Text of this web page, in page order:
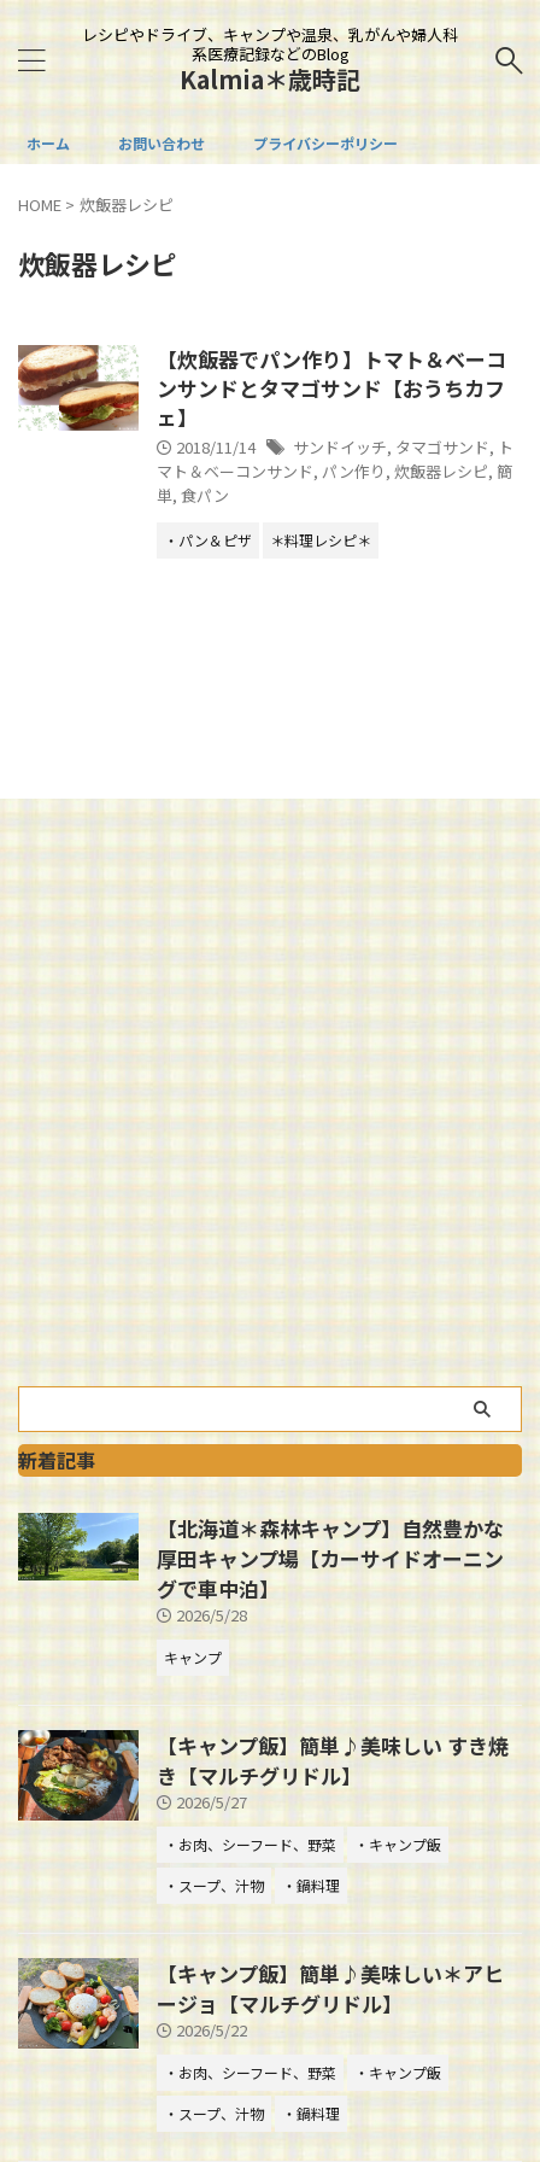
レシピやドライブ、キャンプや温泉、乳がんや婦人科
系医療記録などのBlog
Kalmia＊歳時記
ホーム お問い合わせ プライバシーポリシー
HOME > 炊飯器レシピ
炊飯器レシピ
【炊飯器でパン作り】トマト＆ベーコ
ンサンドとタマゴサンド【おうちカフ
ェ】
2018/11/14 サンドイッチ, タマゴサンド, ト
マト＆ベーコンサンド, パン作り , 炊飯器レシピ, 簡
単, 食パン
・パン＆ピザ ＊料理レシピ＊
新着記事
【北海道＊森林キャンプ】自然豊かな
厚田キャンプ場【カーサイドオーニン
グで車中泊】
2026/5/28
キャンプ
【キャンプ飯】簡単♪美味しい すき焼
き【マルチグリドル】
2026/5/27
・お肉、シーフード、野菜
・キャンプ飯
・スープ、汁物
・鍋料理
【キャンプ飯】簡単♪美味しい＊アヒ
ージョ【マルチグリドル】
2026/5/22
・お肉、シーフード、野菜
・キャンプ飯
・スープ、汁物
・鍋料理